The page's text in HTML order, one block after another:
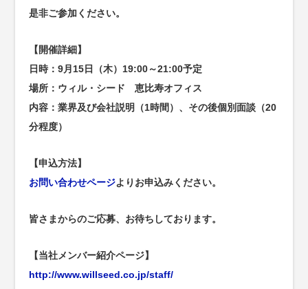
是非ご参加ください。
【開催詳細】
日時：9月15日（木）19:00～21:00予定
場所：ウィル・シード 恵比寿オフィス
内容：業界及び会社説明（1時間）、その後個別面談（20
分程度）
【申込方法】
お問い合わせページよりお申込みください。
皆さまからのご応募、お待ちしております。
【当社メンバー紹介ページ】
http://www.willseed.co.jp/staff/